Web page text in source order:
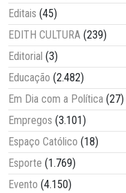
Editais (45)
EDITH CULTURA (239)
Editorial (3)
Educação (2.482)
Em Dia com a Política (27)
Empregos (3.101)
Espaço Católico (18)
Esporte (1.769)
Evento (4.150)